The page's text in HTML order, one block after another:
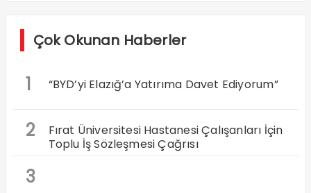
Çok Okunan Haberler
1 “BYD’yi Elazığ’a Yatırıma Davet Ediyorum”
2
Fırat Üniversitesi Hastanesi Çalışanları İçin
Toplu İş Sözleşmesi Çağrısı
3